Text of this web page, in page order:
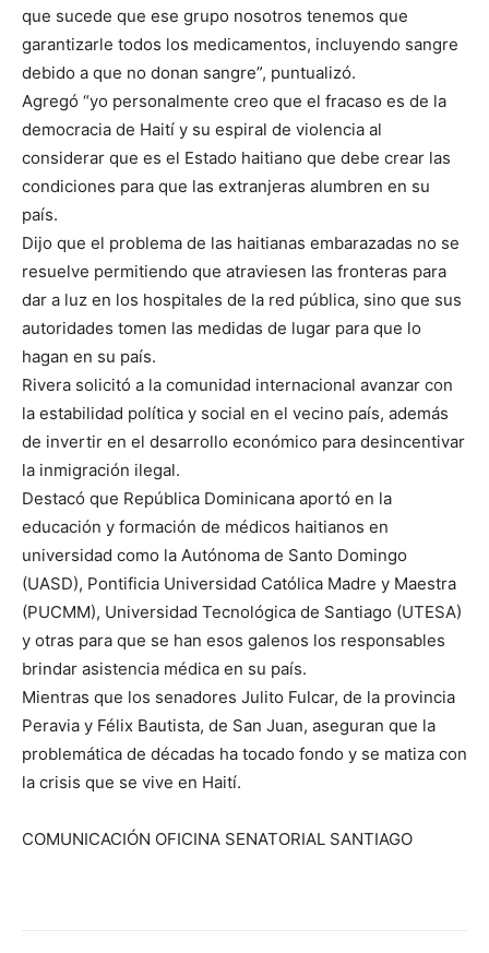
que sucede que ese grupo nosotros tenemos que
garantizarle todos los medicamentos, incluyendo sangre
debido a que no donan sangre”, puntualizó.
Agregó “yo personalmente creo que el fracaso es de la
democracia de Haití y su espiral de violencia al
considerar que es el Estado haitiano que debe crear las
condiciones para que las extranjeras alumbren en su
país.
Dijo que el problema de las haitianas embarazadas no se
resuelve permitiendo que atraviesen las fronteras para
dar a luz en los hospitales de la red pública, sino que sus
autoridades tomen las medidas de lugar para que lo
hagan en su país.
Rivera solicitó a la comunidad internacional avanzar con
la estabilidad política y social en el vecino país, además
de invertir en el desarrollo económico para desincentivar
la inmigración ilegal.
Destacó que República Dominicana aportó en la
educación y formación de médicos haitianos en
universidad como la Autónoma de Santo Domingo
(UASD), Pontificia Universidad Católica Madre y Maestra
(PUCMM), Universidad Tecnológica de Santiago (UTESA)
y otras para que se han esos galenos los responsables
brindar asistencia médica en su país.
Mientras que los senadores Julito Fulcar, de la provincia
Peravia y Félix Bautista, de San Juan, aseguran que la
problemática de décadas ha tocado fondo y se matiza con
la crisis que se vive en Haití.
COMUNICACIÓN OFICINA SENATORIAL SANTIAGO